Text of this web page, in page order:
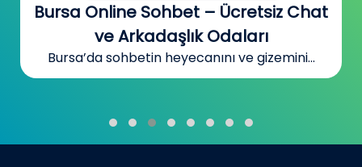
Bursa Online Sohbet – Ücretsiz Chat
ve Arkadaşlık Odaları
Bursa’da sohbetin heyecanını ve gizemini...